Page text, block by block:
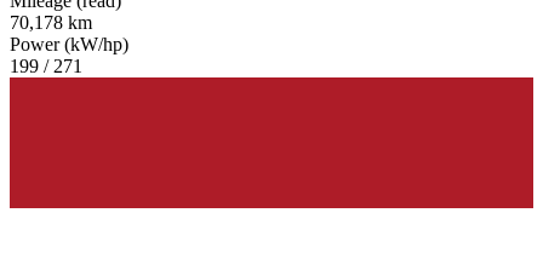
70,178 km
Power (kW/hp)
199 / 271